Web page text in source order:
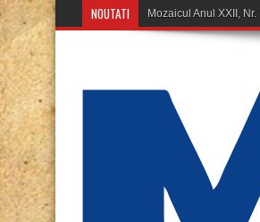
NOUTATI Mo